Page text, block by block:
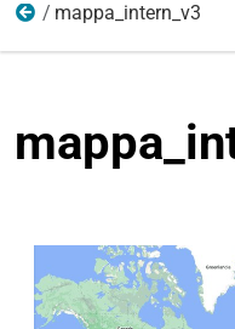
immagini
mappa_intern_v3